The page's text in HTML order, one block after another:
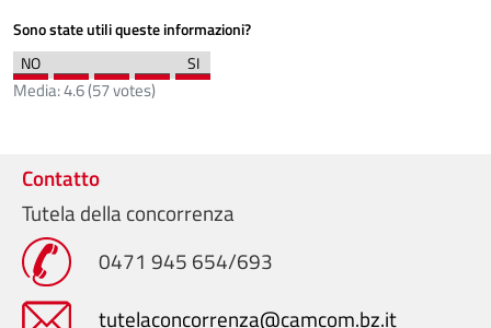
Sono state utili queste informazioni?
Media:4.6(57votes)
Contatto
Tutela della concorrenza
0471 945 654/693
tutelaconcorrenza@camcom.bz.it